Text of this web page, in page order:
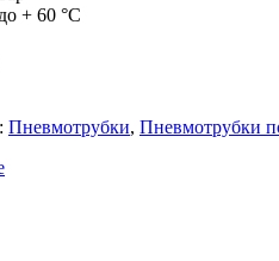
+ 60 °C
Пневмотрубки, Пневмотрубки